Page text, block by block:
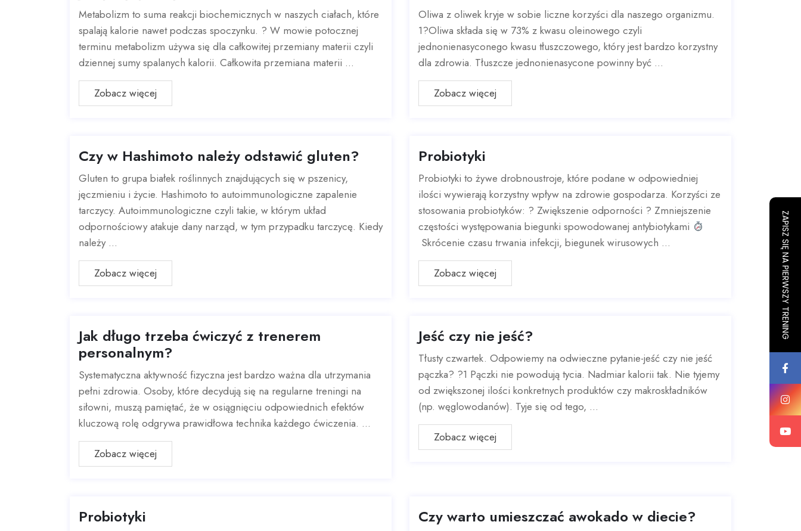
Metabolizm to suma reakcji biochemicznych w naszych ciałach, które
spalają kalorie nawet podczas spoczynku. ? W mowie potocznej
terminu metabolizm używa się dla całkowitej przemiany materii czyli
dziennej sumy spalanych kalorii. Całkowita przemiana materii ...
Zobacz więcej
Oliwa z oliwek kryje w sobie liczne korzyści dla naszego organizmu.
1?Oliwa składa się w 73% z kwasu oleinowego czyli
jednonienasyconego kwasu tłuszczowego, który jest bardzo korzystny
dla zdrowia. Tłuszcze jednonienasycone powinny być ...
Zobacz więcej
Czy w Hashimoto należy odstawić gluten?
Gluten to grupa białek roślinnych znajdujących się w pszenicy,
jęczmieniu i życie. Hashimoto to autoimmunologiczne zapalenie
tarczycy. Autoimmunologiczne czyli takie, w którym układ
odpornościowy atakuje dany narząd, w tym przypadku tarczycę. Kiedy
należy ...
Zobacz więcej
Probiotyki
Probiotyki to żywe drobnoustroje, które podane w odpowiedniej
ilości wywierają korzystny wpływ na zdrowie gospodarza. Korzyści ze
stosowania probiotyków: ? Zwiększenie odporności ? Zmniejszenie
częstości występowania biegunki spowodowanej antybiotykami
Skrócenie czasu trwania infekcji, biegunek wirusowych ...
Zobacz więcej
Jak długo trzeba ćwiczyć z trenerem
personalnym?
Systematyczna aktywność fizyczna jest bardzo ważna dla utrzymania
pełni zdrowia. Osoby, które decydują się na regularne treningi na
siłowni, muszą pamiętać, że w osiągnięciu odpowiednich efektów
kluczową rolę odgrywa prawidłowa technika każdego ćwiczenia. ...
Zobacz więcej
Jeść czy nie jeść?
Tłusty czwartek. Odpowiemy na odwieczne pytanie-jeść czy nie jeść
pączka? ?1 Pączki nie powodują tycia. Nadmiar kalorii tak. Nie tyjemy
od zwiększonej ilości konkretnych produktów czy makroskładników
(np. węglowodanów). Tyje się od tego, ...
Zobacz więcej
Probiotyki Czy warto umieszczać awokado w diecie?
ZAPISZ SIĘ NA PIERWSZY TRENING